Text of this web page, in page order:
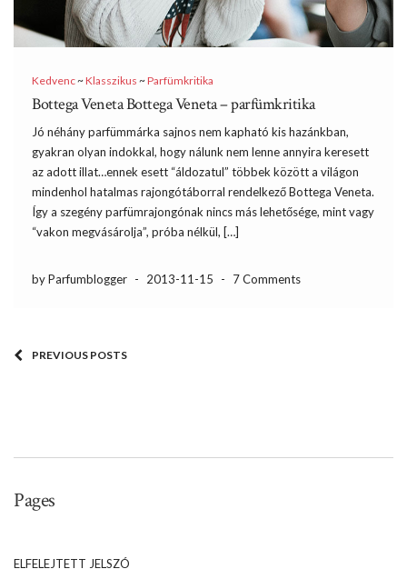
Kedvenc~Klasszikus ~Parfümkritika
Bottega Veneta Bottega Veneta – parfümkritika
Jó néhány parfümmárka sajnos nem kapható kis hazánkban,
gyakran olyan indokkal, hogy nálunk nem lenne annyira keresett
az adott illat…ennek esett “áldozatul” többek között a világon
mindenhol hatalmas rajongótáborral rendelkező Bottega Veneta.
Így a szegény parfümrajongónak nincs más lehetősége, mint vagy
“vakon megvásárolja”, próba nélkül, […]
by Parfumblogger - 2013-11-15 - 7 Comments
PREVIOUS POSTS
Pages
ELFELEJTETT JELSZÓ